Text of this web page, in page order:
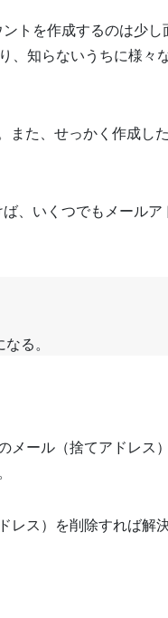
トを作成するのは少し
、知らないうちに様々
また、せっかく作成し
、いくつでもメールア
る。
メール（捨てアドレス
レス）を削除すれば解